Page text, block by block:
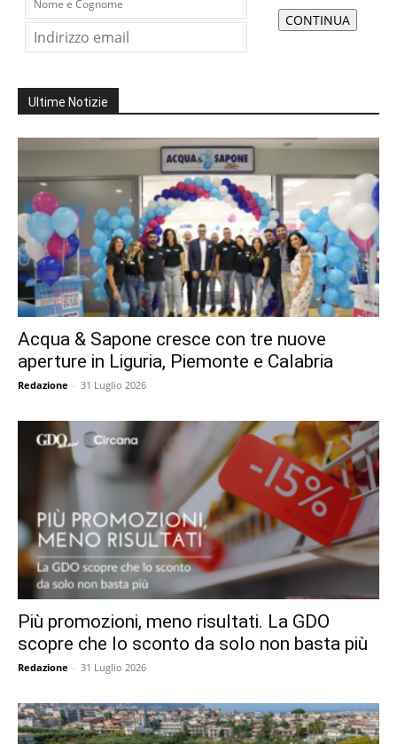
Ultime Notizie
Acqua & Sapone cresce con tre nuove
aperture in Liguria, Piemonte e Calabria
Redazione - 31 Luglio 2026
Più promozioni, meno risultati. La GDO
scopre che lo sconto da solo non basta più
Redazione - 31 Luglio 2026